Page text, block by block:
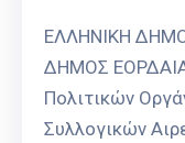
ΕΛΛΗΝΙΚΗ
ΔΗΜΟΣ
Πολιτικών
Συλλογικών